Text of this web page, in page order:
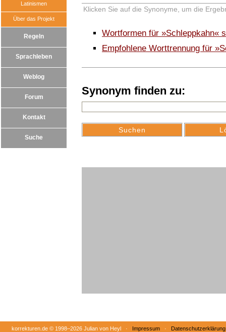
Latinismen
Über das Projekt
Regeln
Sprachleben
Weblog
Forum
Kontakt
Suche
Klicken Sie auf die Synonyme, um die
Wortformen für »Schleppkahn«
Empfohlene Worttrennung für
Synonym finden zu:
korrekturen.de © 1998–2026 Julian von Heyl · Impressum · Datenschutzerklärung